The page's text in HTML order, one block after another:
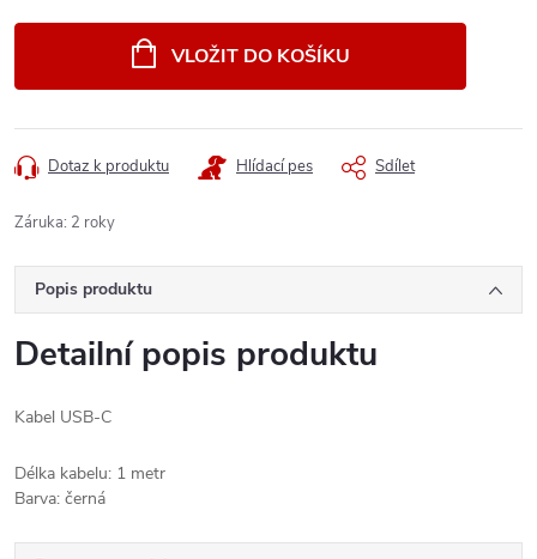
VLOŽIT DO KOŠÍKU
Dotaz k produktu Hlídací pes Sdílet
Záruka: 2 roky
Popis produktu
Detailní popis produktu
Kabel USB-C
Délka kabelu: 1 metr
Barva: černá